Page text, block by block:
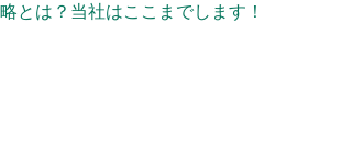
とは？当社はここまでします！